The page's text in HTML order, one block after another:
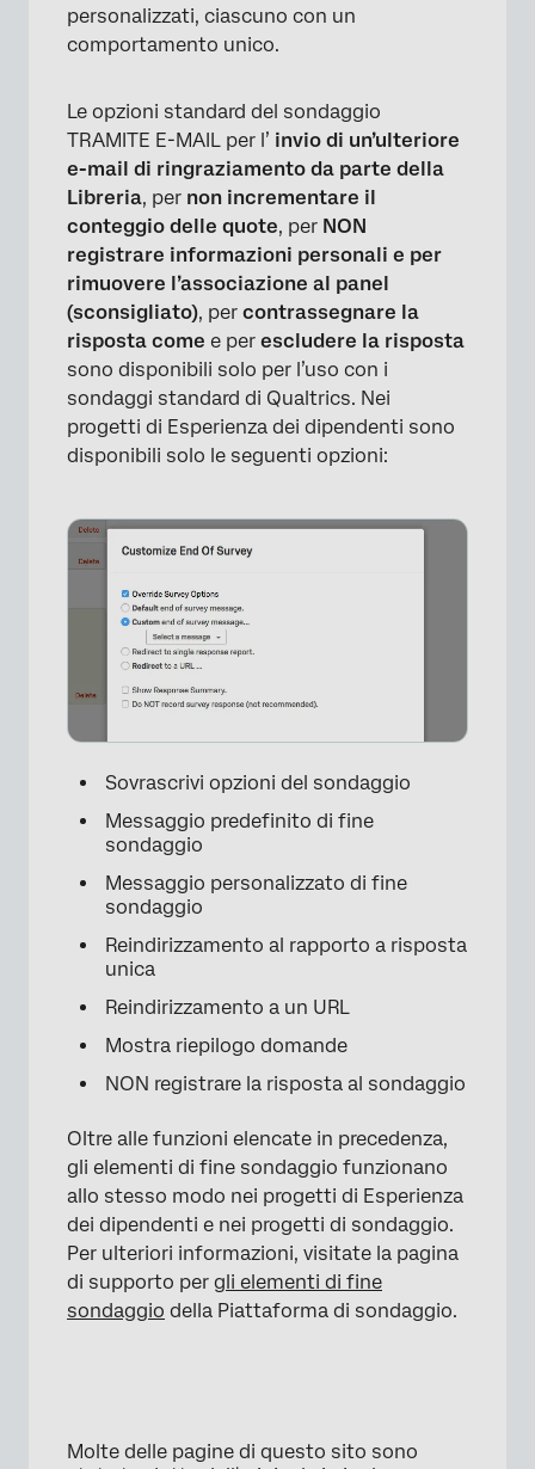
personalizzati, ciascuno con un
comportamento unico.
Le opzioni standard del sondaggio
TRAMITE E-MAIL per l’ invio di un’ulteriore
e-mail di ringraziamento da parte della
Libreria, per non incrementare il
conteggio delle quote, per NON
registrare informazioni personali e per
rimuovere l’associazione al panel
(sconsigliato), per contrassegnare la
risposta come e per escludere la risposta
sono disponibili solo per l’uso con i
sondaggi standard di Qualtrics. Nei
progetti di Esperienza dei dipendenti sono
disponibili solo le seguenti opzioni:
Sovrascrivi opzioni del sondaggio
Messaggio predefinito di fine
sondaggio
Messaggio personalizzato di fine
sondaggio
Reindirizzamento al rapporto a risposta
unica
Reindirizzamento a un URL
Mostra riepilogo domande
NON registrare la risposta al sondaggio
Oltre alle funzioni elencate in precedenza,
gli elementi di fine sondaggio funzionano
allo stesso modo nei progetti di Esperienza
dei dipendenti e nei progetti di sondaggio.
Per ulteriori informazioni, visitate la pagina
di supporto per gli elementi di fine
sondaggio della Piattaforma di sondaggio.
Molte delle pagine di questo sito sono